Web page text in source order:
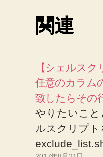
関連
【シェルス
任意のカラム
致したらその
やりたいこと
ルスクリプ